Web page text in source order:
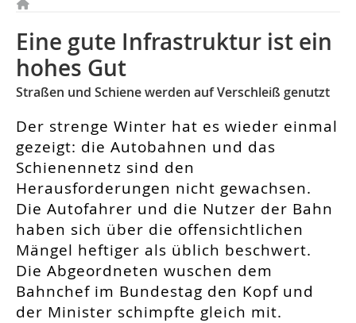
Eine gute Infrastruktur ist ein
hohes Gut
Straßen und Schiene werden auf Verschleiß genutzt
Der strenge Winter hat es wieder einmal
gezeigt: die Autobahnen und das
Schienennetz sind den
Herausforderungen nicht gewachsen.
Die Autofahrer und die Nutzer der Bahn
haben sich über die offensichtlichen
Mängel heftiger als üblich beschwert.
Die Abgeordneten wuschen dem
Bahnchef im Bundestag den Kopf und
der Minister schimpfte gleich mit.